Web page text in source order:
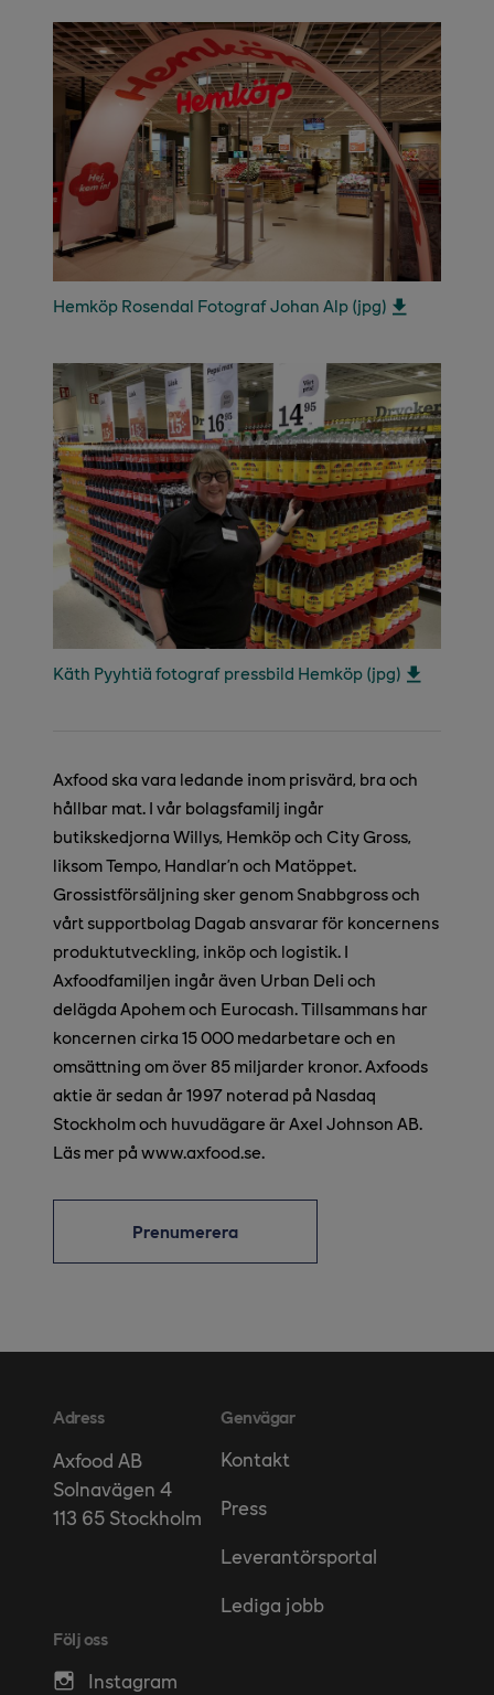
Hemköp Rosendal Fotograf Johan Alp (jpg)
Käth Pyyhtiä fotograf pressbild Hemköp (jpg)
Axfood ska vara ledande inom prisvärd, bra och
hållbar mat. I vår bolagsfamilj ingår
butikskedjorna Willys, Hemköp och City Gross,
liksom Tempo, Handlar’n och Matöppet.
Grossistförsäljning sker genom Snabbgross och
vårt supportbolag Dagab ansvarar för koncernens
produktutveckling, inköp och logistik. I
Axfoodfamiljen ingår även Urban Deli och
delägda Apohem och Eurocash. Tillsammans har
koncernen cirka 15 000 medarbetare och en
omsättning om över 85 miljarder kronor. Axfoods
aktie är sedan år 1997 noterad på Nasdaq
Stockholm och huvudägare är Axel Johnson AB.
Läs mer på www.axfood.se.
Prenumerera
Adress
Axfood AB
Solnavägen 4
113 65 Stockholm
Genvägar
Kontakt
Press
Leverantörsportal
Lediga jobb
Följ oss
Instagram